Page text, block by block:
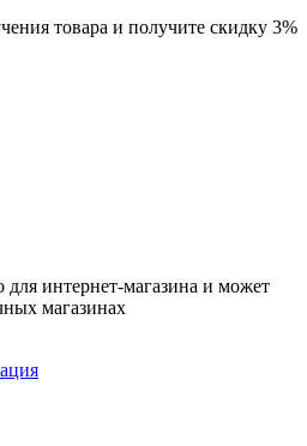
товара и получите скидку 3%
для интернет-магазина и может
магазинах